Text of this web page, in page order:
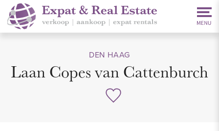
DEN HAAG
Laan Copes van Cattenburch